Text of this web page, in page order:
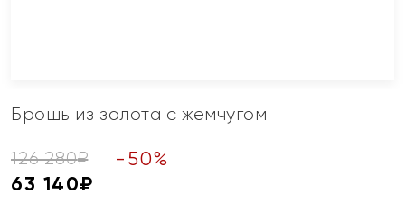
Брошь из золота с жемчугом
126 280₽ - 50%
63 140₽